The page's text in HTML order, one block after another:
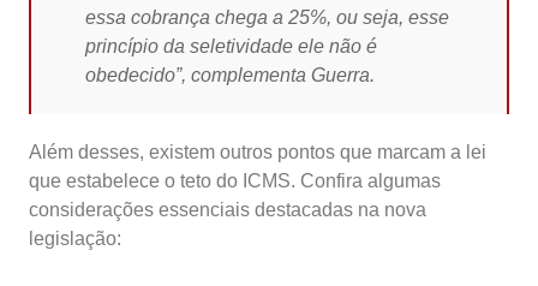
essa cobrança chega a 25%, ou seja, esse
princípio da seletividade ele não é
obedecido”, complementa Guerra.
Além desses, existem outros pontos que marcam a lei
que estabelece o teto do ICMS. Confira algumas
considerações essenciais destacadas na nova
legislação: